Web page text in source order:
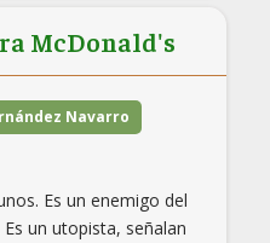
McDonald's
Navarro
Es un enemigo del
un utopista, señalan